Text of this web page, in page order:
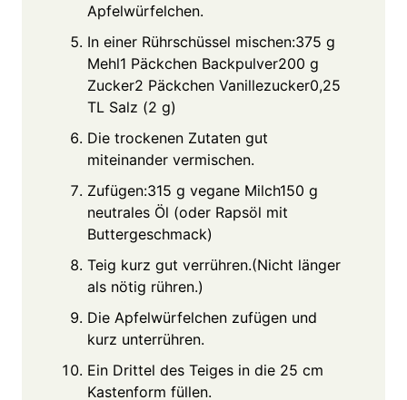
Apfelwürfelchen.
In einer Rührschüssel mischen:375 g
Mehl1 Päckchen Backpulver200 g
Zucker2 Päckchen Vanillezucker0,25
TL Salz (2 g)
Die trockenen Zutaten gut
miteinander vermischen.
Zufügen:315 g vegane Milch150 g
neutrales Öl (oder Rapsöl mit
Buttergeschmack)
Teig kurz gut verrühren.(Nicht länger
als nötig rühren.)
Die Apfelwürfelchen zufügen und
kurz unterrühren.
Ein Drittel des Teiges in die 25 cm
Kastenform füllen.